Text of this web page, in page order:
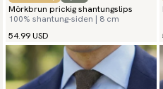
Mörkbrun prickig shantungslips
100% shantung-siden | 8 cm
54.99 USD